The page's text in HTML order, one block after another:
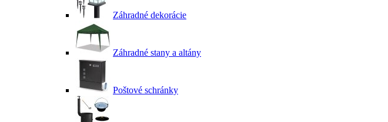
Záhradné dekorácie
Záhradné stany a altány
Poštové schránky